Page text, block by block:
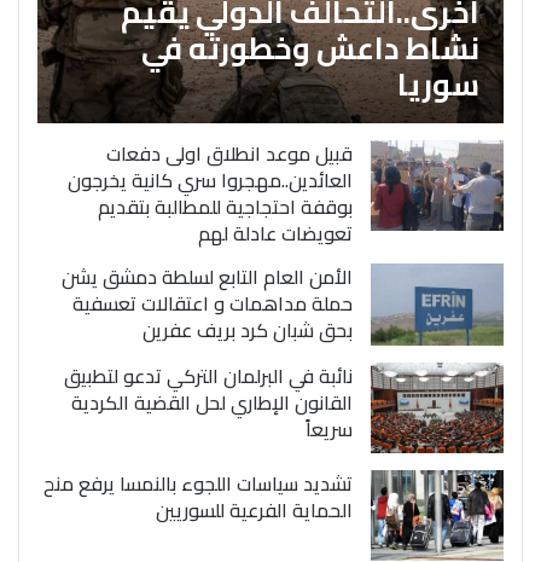
نشاط داعش وخطورته في
سوريا
قبيل موعد انطلاق اولى دفعات
العائدين..مهجروا سري كانية يخرجون
بوقفة احتجاجية للمطالبة بتقديم
تعويضات عادلة لهم
الأمن العام التابع لسلطة دمشق يشن
حملة مداهمات و اعتقالات تعسفية
بحق شبان كرد بريف عفرين
نائبة في البرلمان التركي تدعو لتطبيق
القانون الإطاري لحل القضية الكردية
سريعاً
تشديد سياسات اللجوء بالنمسا يرفع منح
الحماية الفرعية للسوريين